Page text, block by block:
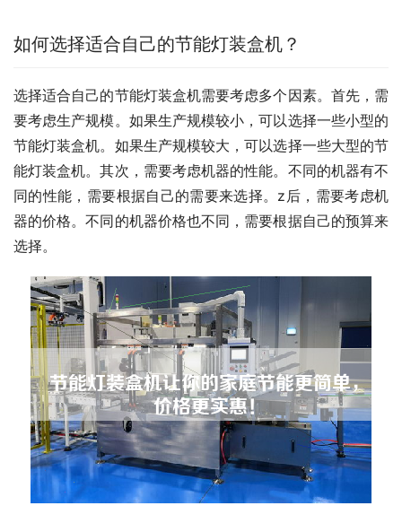
如何选择适合自己的节能灯装盒机？
选择适合自己的节能灯装盒机需要考虑多个因素。首先，需
要考虑生产规模。如果生产规模较小，可以选择一些小型的
节能灯装盒机。如果生产规模较大，可以选择一些大型的节
能灯装盒机。其次，需要考虑机器的性能。不同的机器有不
同的性能，需要根据自己的需要来选择。z后，需要考虑机
器的价格。不同的机器价格也不同，需要根据自己的预算来
选择。